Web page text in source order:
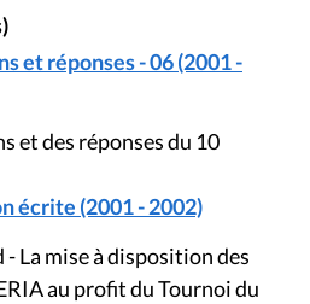
et réponses - 06 (2001 -
et des réponses du 10
écrite (2001 - 2002)
La mise à disposition des
au profit du Tournoi du